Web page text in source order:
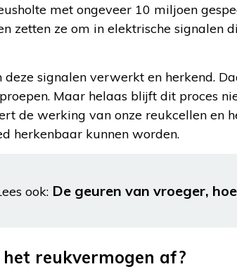
met ongeveer 10 miljoen
zetten ze om in elektrische signalen
deze signalen verwerkt en herkend.
Maar helaas blijft dit proces
de werking van onze reukcellen en
herkenbaar kunnen worden.
ook: De geuren van vroeger,
reukvermogen af?